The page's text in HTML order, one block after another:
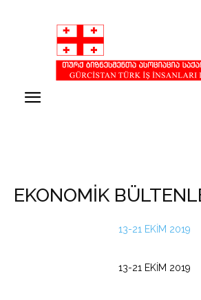
EKONOMİK
13-21 EKİM 2019
13-21 EKİM 2019